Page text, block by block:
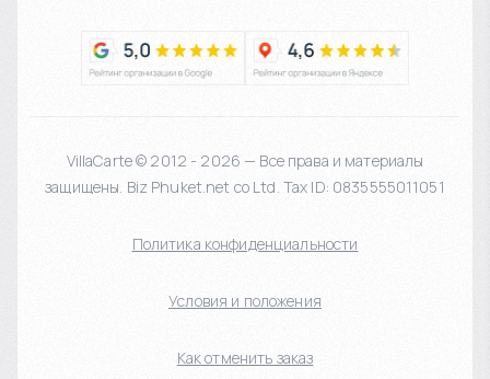
VillaCarte © 2012 - 2026 — Все права и материалы
защищены. Biz Phuket.net co Ltd. Tax ID: 0835555011051
Политика конфиденциальности
Условия и положения
Как отменить заказ